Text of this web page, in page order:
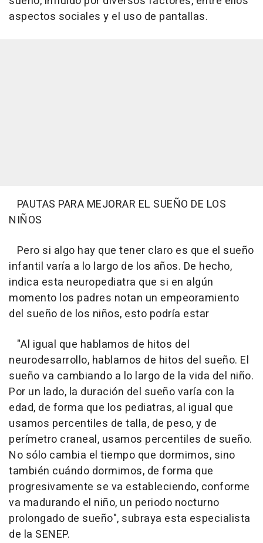
aspectos sociales y el uso de pantallas.
PAUTAS PARA MEJORAR EL SUEÑO DE LOS
NIÑOS
Pero si algo hay que tener claro es que el sueño
infantil varía a lo largo de los años. De hecho,
indica esta neuropediatra que si en algún
momento los padres notan un empeoramiento
del sueño de los niños, esto podría estar
"Al igual que hablamos de hitos del
neurodesarrollo, hablamos de hitos del sueño. El
sueño va cambiando a lo largo de la vida del niño.
Por un lado, la duración del sueño varía con la
edad, de forma que los pediatras, al igual que
usamos percentiles de talla, de peso, y de
perímetro craneal, usamos percentiles de sueño.
No sólo cambia el tiempo que dormimos, sino
también cuándo dormimos, de forma que
progresivamente se va estableciendo, conforme
va madurando el niño, un periodo nocturno
prolongado de sueño", subraya esta especialista
de la SENEP.